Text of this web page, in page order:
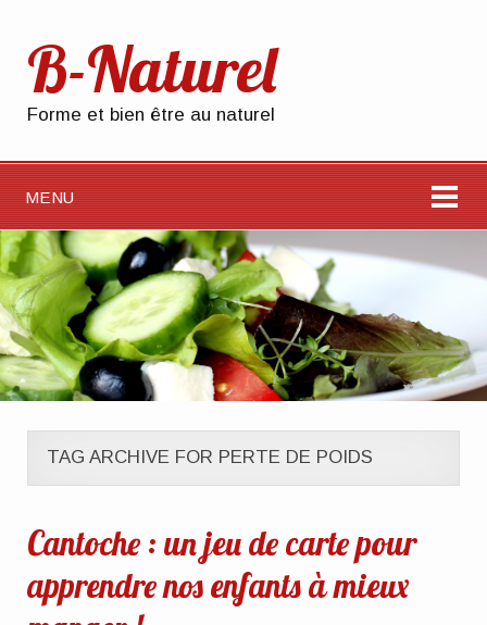
B-Naturel
Forme et bien être au naturel
MENU
TAG ARCHIVE FOR PERTE DE POIDS
Cantoche : un jeu de carte pour
apprendre nos enfants à mieux